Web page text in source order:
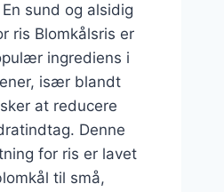
sund og alsidig
ris Blomkålsris er
ingrediens i
især blandt
at reducere
Denne
for ris er lavet
til små,